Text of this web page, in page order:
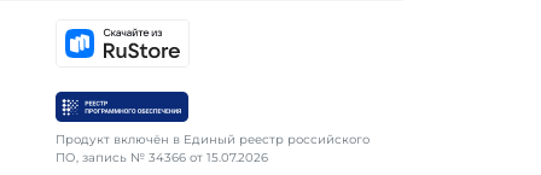
Продукт включён в Единый реестр российского
ПО, запись № 34366 от 15.07.2026